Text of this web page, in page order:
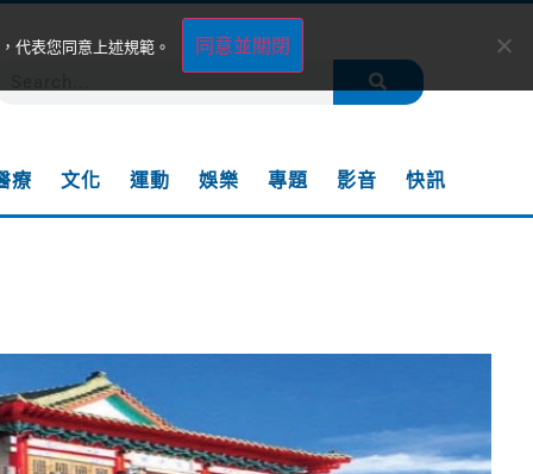
療 文化 運動 娛樂 專題 影音 快訊
代表您同意上述規範。 同意並關閉